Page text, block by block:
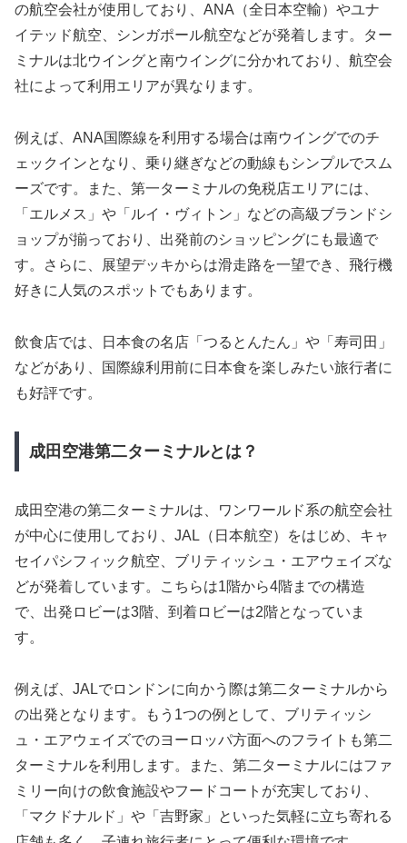
の航空会社が使用しており、ANA（全日本空輸）やユナ
イテッド航空、シンガポール航空などが発着します。ター
ミナルは北ウイングと南ウイングに分かれており、航空会
社によって利用エリアが異なります。
例えば、ANA国際線を利用する場合は南ウイングでのチ
ェックインとなり、乗り継ぎなどの動線もシンプルでスム
ーズです。また、第一ターミナルの免税店エリアには、
「エルメス」や「ルイ・ヴィトン」などの高級ブランドシ
ョップが揃っており、出発前のショッピングにも最適で
す。さらに、展望デッキからは滑走路を一望でき、飛行機
好きに人気のスポットでもあります。
飲食店では、日本食の名店「つるとんたん」や「寿司田」
などがあり、国際線利用前に日本食を楽しみたい旅行者に
も好評です。
成田空港第二ターミナルとは？
成田空港の第二ターミナルは、ワンワールド系の航空会社
が中心に使用しており、JAL（日本航空）をはじめ、キャ
セイパシフィック航空、ブリティッシュ・エアウェイズな
どが発着しています。こちらは1階から4階までの構造
で、出発ロビーは3階、到着ロビーは2階となっていま
す。
例えば、JALでロンドンに向かう際は第二ターミナルから
の出発となります。もう1つの例として、ブリティッシ
ュ・エアウェイズでのヨーロッパ方面へのフライトも第二
ターミナルを利用します。また、第二ターミナルにはファ
ミリー向けの飲食施設やフードコートが充実しており、
「マクドナルド」や「吉野家」といった気軽に立ち寄れる